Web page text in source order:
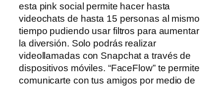
esta pink social permite hacer hasta
videochats de hasta 15 personas al mismo
tiempo pudiendo usar filtros para aumentar
la diversión. Solo podrás realizar
videollamadas con Snapchat a través de
dispositivos móviles. “FaceFlow” te permite
comunicarte con tus amigos por medio de